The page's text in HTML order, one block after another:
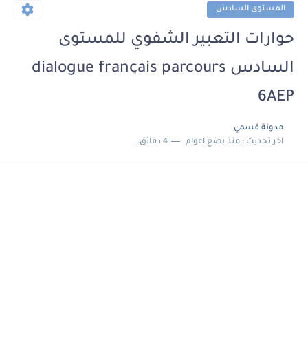
المستوى السادس
حوارات التعبير الشفوي للمستوى
السادس dialogue français parcours
6AEP
مدونة قسمي
اخر تحديث :منذ بضع اعوام 4 دقائق للقراءة